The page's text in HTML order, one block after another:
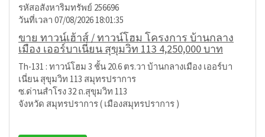
รหัสอสังหาริมทรัพย์ 256696
วันที่เวลา 07/08/2026 18:01:35
ขาย ทาวน์เฮ้าส์ / ทาวน์โฮม โครงการ บ้านกลาง
เมือง เออร์บาเนี่ยน สุขุมวิท 113 4,250,000 บาท
Th-131 : ทาวน์โฮม 3 ชั้น 20.6 ตร.วา บ้านกลางเมือง เออร์บา
เนี่ยน สุขุมวิท 113 สมุทรปราการ
ซ.ด่านสำโรง 32 ถ.สุขุมวิท 113
จังหวัด สมุทรปราการ ( เมืองสมุทรปราการ )